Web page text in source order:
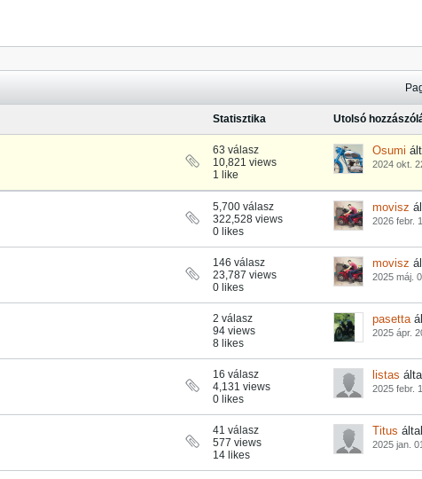
Statisztika Utolsó
63 válasz
10,821 views
1 like
Osumi
2024 okt.
5,700 válasz
322,528 views
0 likes
movisz
2026 febr.
146 válasz
23,787 views
0 likes
movisz
2025 máj.
2 válasz
94 views
8 likes
pasetta
2025 ápr.
16 válasz
4,131 views
0 likes
listas által
2025 febr.
41 válasz
577 views
14 likes
Titus által
2025 jan.